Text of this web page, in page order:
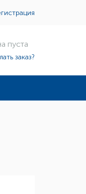
пуста
заказ?